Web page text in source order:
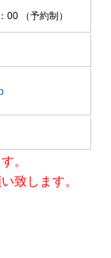
（予約制）
。
致します。